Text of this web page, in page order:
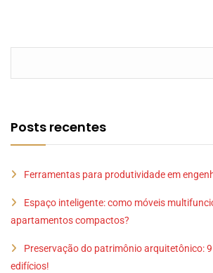
Posts recentes
Ferramentas para produtividade em
Espaço inteligente: como móveis
apartamentos compactos?
Preservação do patrimônio arquitetônico:
edifícios!